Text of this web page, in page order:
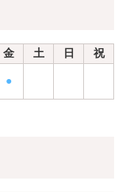
金 土 日 祝
●